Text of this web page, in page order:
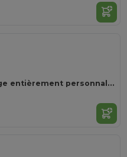
Tongs de plage entièrement personnalisables via sublimation